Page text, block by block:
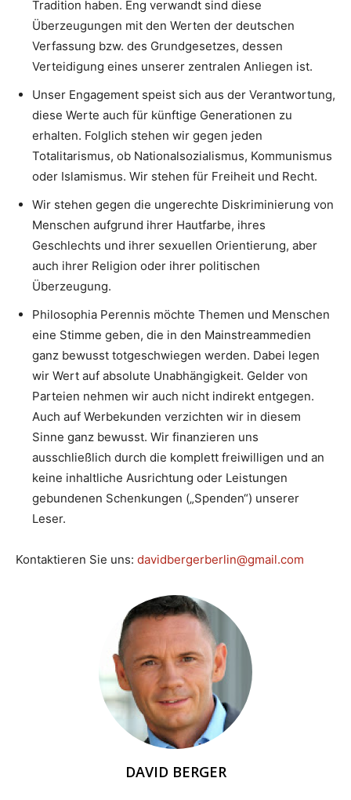
Tradition haben. Eng verwandt sind diese
Überzeugungen mit den Werten der deutschen
Verfassung bzw. des Grundgesetzes, dessen
Verteidigung eines unserer zentralen Anliegen ist.
Unser Engagement speist sich aus der Verantwortung,
diese Werte auch für künftige Generationen zu
erhalten. Folglich stehen wir gegen jeden
Totalitarismus, ob Nationalsozialismus, Kommunismus
oder Islamismus. Wir stehen für Freiheit und Recht.
Wir stehen gegen die ungerechte Diskriminierung von
Menschen aufgrund ihrer Hautfarbe, ihres
Geschlechts und ihrer sexuellen Orientierung, aber
auch ihrer Religion oder ihrer politischen
Überzeugung.
Philosophia Perennis möchte Themen und Menschen
eine Stimme geben, die in den Mainstreammedien
ganz bewusst totgeschwiegen werden. Dabei legen
wir Wert auf absolute Unabhängigkeit. Gelder von
Parteien nehmen wir auch nicht indirekt entgegen.
Auch auf Werbekunden verzichten wir in diesem
Sinne ganz bewusst. Wir finanzieren uns
ausschließlich durch die komplett freiwilligen und an
keine inhaltliche Ausrichtung oder Leistungen
gebundenen Schenkungen („Spenden“) unserer
Leser.
Kontaktieren Sie uns: davidbergerberlin@gmail.com
DAVID BERGER